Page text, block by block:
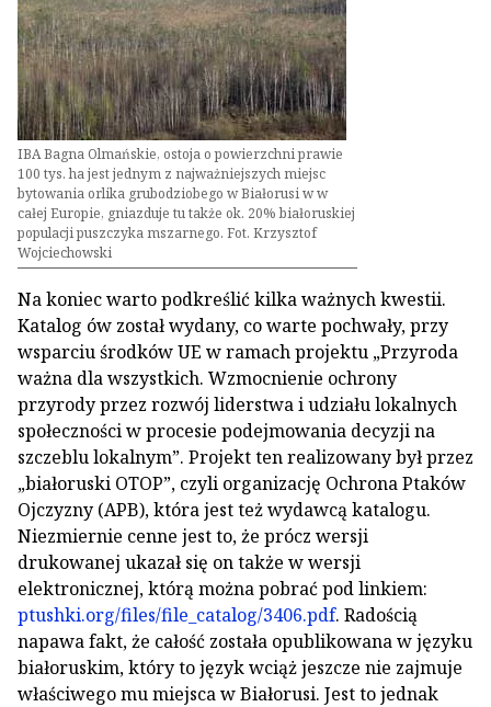
IBA Bagna Olmańskie, ostoja o powierzchni prawie
100 tys. ha jest jednym z najważniejszych miejsc
bytowania orlika grubodziobego w Białorusi w w
całej Europie, gniazduje tu także ok. 20% białoruskiej
populacji puszczyka mszarnego. Fot. Krzysztof
Wojciechowski
Na koniec warto podkreślić kilka ważnych kwestii.
Katalog ów został wydany, co warte pochwały, przy
wsparciu środków UE w ramach projektu „Przyroda
ważna dla wszystkich. Wzmocnienie ochrony
przyrody przez rozwój liderstwa i udziału lokalnych
społeczności w procesie podejmowania decyzji na
szczeblu lokalnym”. Projekt ten realizowany był przez
„białoruski OTOP”, czyli organizację Ochrona Ptaków
Ojczyzny (APB), która jest też wydawcą katalogu.
Niezmiernie cenne jest to, że prócz wersji
drukowanej ukazał się on także w wersji
elektronicznej, którą można pobrać pod linkiem:
ptushki.org/files/file_catalog/3406.pdf. Radością
napawa fakt, że całość została opublikowana w języku
białoruskim, który to język wciąż jeszcze nie zajmuje
właściwego mu miejsca w Białorusi. Jest to jednak